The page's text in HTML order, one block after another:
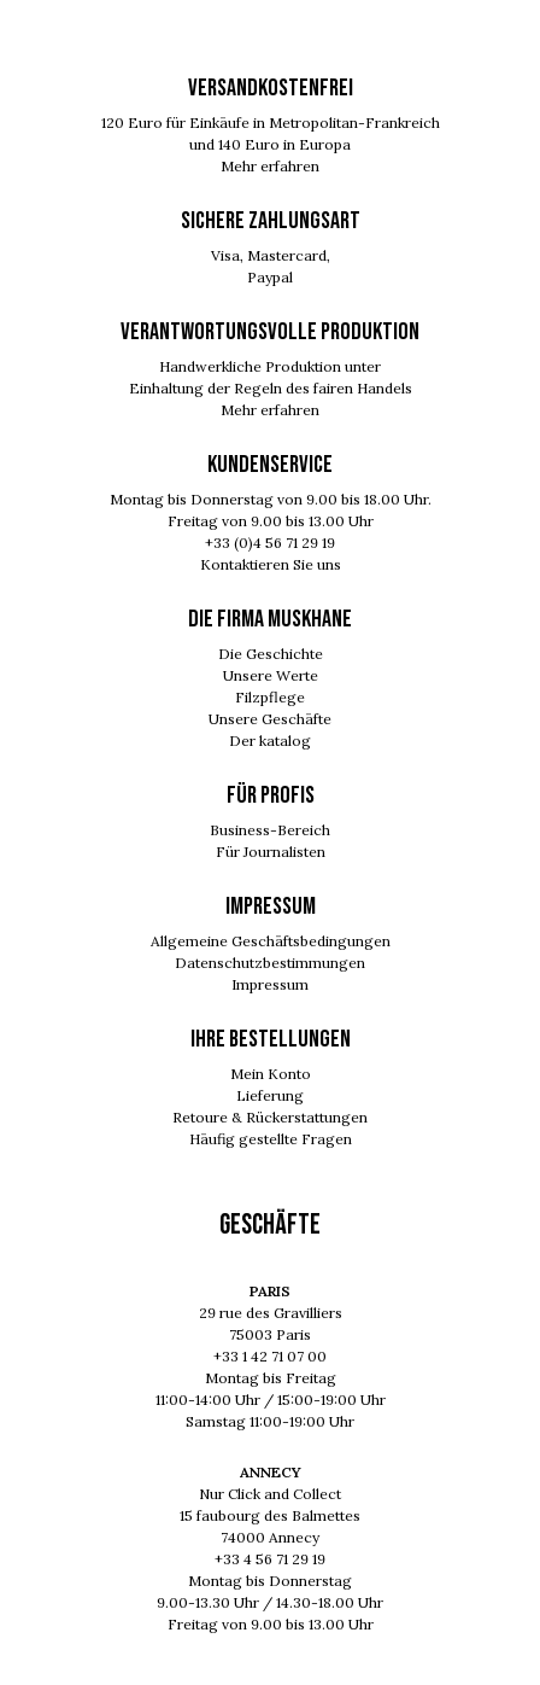
VERSANDKOSTENFREI
120 Euro für Einkäufe in Metropolitan-Frankreich
und 140 Euro in Europa
Mehr erfahren
SICHERE ZAHLUNGSART
Visa, Mastercard,
Paypal
VERANTWORTUNGSVOLLE PRODUKTION
Handwerkliche Produktion unter
Einhaltung der Regeln des fairen Handels
Mehr erfahren
KUNDENSERVICE
Montag bis Donnerstag von 9.00 bis 18.00 Uhr.
Freitag von 9.00 bis 13.00 Uhr
+33 (0)4 56 71 29 19
Kontaktieren Sie uns
DIE FIRMA MUSKHANE
Die Geschichte
Unsere Werte
Filzpflege
Unsere Geschäfte
Der katalog
FÜR PROFIS
Business-Bereich
Für Journalisten
IMPRESSUM
Allgemeine Geschäftsbedingungen
Datenschutzbestimmungen
Impressum
Ihre Bestellungen
Mein Konto
Lieferung
Retoure & Rückerstattungen
Häufig gestellte Fragen
GESCHÄFTE
PARIS
29 rue des Gravilliers
75003 Paris
+33 1 42 71 07 00
Montag bis Freitag
11:00-14:00 Uhr / 15:00-19:00 Uhr
Samstag 11:00-19:00 Uhr
ANNECY
Nur Click and Collect
15 faubourg des Balmettes
74000 Annecy
+33 4 56 71 29 19
Montag bis Donnerstag
9.00-13.30 Uhr / 14.30-18.00 Uhr
Freitag von 9.00 bis 13.00 Uhr